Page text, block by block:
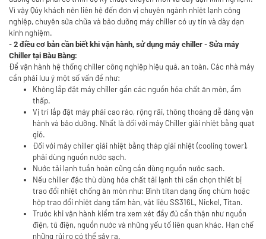
Vì vậy Qúy khách nên liên hệ đến đơn vị chuyên ngành nhiệt lạnh công
nghiệp, chuyên sửa chữa và bảo dưỡng máy chiller có uy tín và dày dạn
kinh nghiệm.
- 2 điều cơ bản cần biết khi vận hành, sử dụng máy chiller - Sửa máy
Chiller tại Bàu Bàng:
Để vận hành hệ thống chiller công nghiệp hiệu quả, an toàn. Các nhà máy
cần phải lưu ý một số vấn đề như:
Không lắp đặt máy chiller gần các nguồn hóa chất ăn mòn, ẩm
thấp.
Vị trí lắp đặt máy phải cao ráo, rộng rãi, thông thoáng dễ dàng vận
hành và bảo dưỡng. Nhất là đối với máy Chiller giải nhiệt bằng quạt
gió.
Đối với máy chiller giải nhiệt bằng tháp giải nhiệt (cooling tower),
phải dùng nguồn nước sạch.
Nước tải lạnh tuần hoàn cũng cần dùng nguồn nước sạch.
Nếu chiller đặc thù dùng hóa chất tải lạnh thì cần chọn thiết bị
trao đổi nhiệt chống ăn mòn như: Bình titan dạng ống chùm hoặc
hộp trao đổi nhiệt dạng tấm hàn, vật liệu SS316L, Nickel, Titan.
Trước khi vận hành kiểm tra xem xét đầy đủ cẩn thận như nguồn
điện, tủ điện, nguồn nước và những yếu tố liên quan khác. Hạn chế
những rủi ro có thể sảy ra.